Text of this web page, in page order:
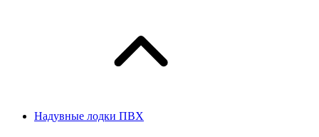
Надувные лодки ПВХ